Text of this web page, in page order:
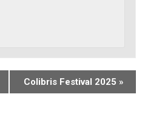
Colibris Festival 2025 »